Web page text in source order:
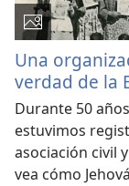
Una
verdad de la
Durante 50
estuvimos
asociación civil
vea cómo